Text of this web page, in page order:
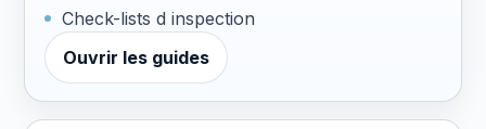
Check-lists d inspection
Ouvrir les guides